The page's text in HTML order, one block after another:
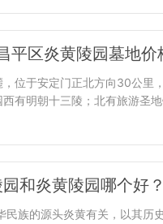
平区炎黄陵园墓地价
位于安定门正北方向30公里
有明朝十三陵；北有旅游圣
和炎黄陵园哪个好
民族的源头炎黄有关，以其